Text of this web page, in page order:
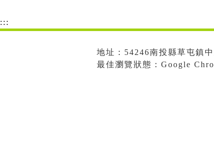
:::
地址：54246南投縣草屯鎮
最佳瀏覽狀態：Google